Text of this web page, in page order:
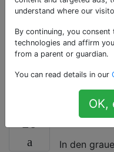
25
Ich habe
In den
understand where our
By continuing, you
technologies and affirm
from a parent or guardian.
You can read details in our
OK,